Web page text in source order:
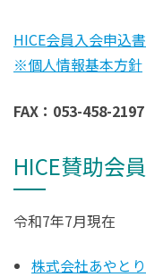
HICE会員入会申込
※個人情報基本方針
FAX：053-458-
HICE賛助会
令和7年7月現在
株式会社あやとり